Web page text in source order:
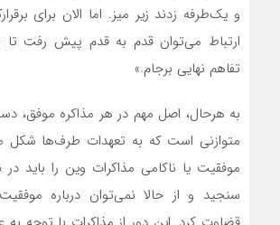
و يک‌طرفه زدند زير ميز. اما الان براي
ارتباط مي‌توان قدم به قدم پيش رفت تا
تفاهم نهايي برجام.»
به هرحال، اصل مهم در هر مذاکره موفق،
متوازني است که به تعهدات طرف‌ها شکل
موفقيت يا ناکامي مذاکرات وين را بايد در
سنجيد و از حالا نمي‌توان درباره